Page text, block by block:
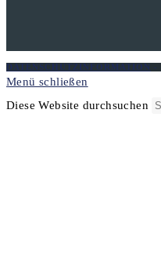
DATENSCHUTZINFORMATION -
Menü schließen
Diese Website durchsuchen